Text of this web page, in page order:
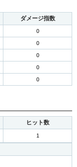
ダメージ指数
0
0
0
0
0
ヒット数
1